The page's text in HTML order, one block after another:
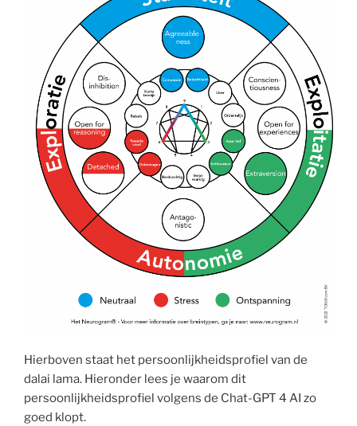
Hierboven staat het persoonlijkheidsprofiel van de
dalai lama. Hieronder lees je waarom dit
persoonlijkheidsprofiel volgens de Chat-GPT 4 AI zo
goed klopt.